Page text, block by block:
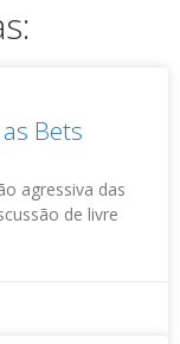
Bets
agressiva das
de livre